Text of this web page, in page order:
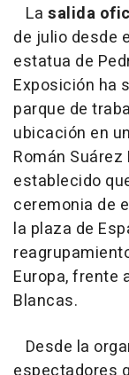
La salida
de julio desde
estatua de
Exposición ha
parque de
ubicación en
Román
establecido
ceremonia de
la plaza de
Europa, frente
Blancas.
Desde la